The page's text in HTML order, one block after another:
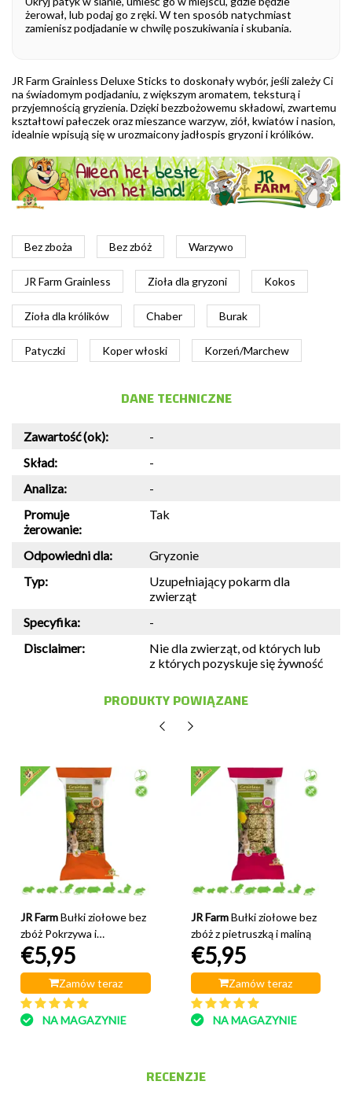
żerował, lub podaj go z ręki. W ten sposób natychmiast
zamienisz podjadanie w chwilę poszukiwania i skubania.
JR Farm Grainless Deluxe Sticks to doskonały wybór, jeśli zależy Ci
na świadomym podjadaniu, z większym aromatem, teksturą i
przyjemnością gryzienia. Dzięki bezzbożowemu składowi, zwartemu
kształtowi pałeczek oraz mieszance warzyw, ziół, kwiatów i nasion,
idealnie wpisują się w urozmaicony jadłospis gryzoni i królików.
Bez zboża Bez zbóż Warzywo
JR Farm Grainless Zioła dla gryzoni Kokos
Zioła dla królików Chaber Burak
Patyczki Koper włoski Korzeń/Marchew
DANE TECHNICZNE
Zawartość (ok):
-
Skład:
-
Analiza:
-
Promuje
żerowanie:
Tak
Odpowiedni dla:
Gryzonie
Typ:
Uzupełniający pokarm dla
zwierząt
Specyfika:
-
Disclaimer:
Nie dla zwierząt, od których lub
z których pozyskuje się żywność
PRODUKTY POWIĄZANE
JR FarmBułki ziołowe bez
zbóż Pokrzywa i
marchewka
€5,95
Zamów teraz
NA MAGAZYNIE
JR Farm Bułki ziołowe bez
zbóż z pietruszką i maliną
€5,95
Zamów teraz
NA MAGAZYNIE
RECENZJE